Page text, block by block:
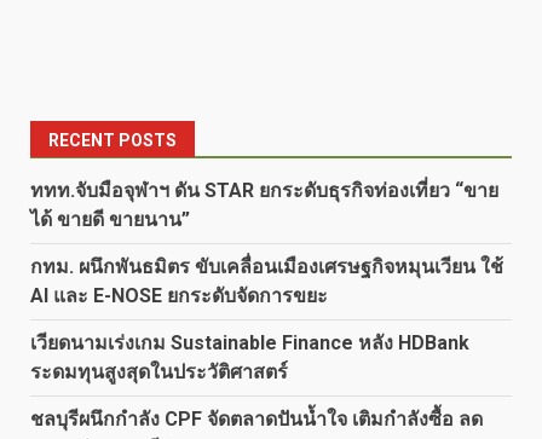
RECENT POSTS
ททท.จับมือจุฬาฯ ดัน STAR ยกระดับธุรกิจท่องเที่ยว “ขาย
ได้ ขายดี ขายนาน”
กทม. ผนึกพันธมิตร ขับเคลื่อนเมืองเศรษฐกิจหมุนเวียน ใช้
AI และ E-NOSE ยกระดับจัดการขยะ
เวียดนามเร่งเกม Sustainable Finance หลัง HDBank
ระดมทุนสูงสุดในประวัติศาสตร์
ชลบุรีผนึกกำลัง CPF จัดตลาดปันน้ำใจ เติมกำลังซื้อ ลด